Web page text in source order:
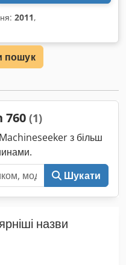
2011,
пошук
760 (1)
з більш
Шукати
назви